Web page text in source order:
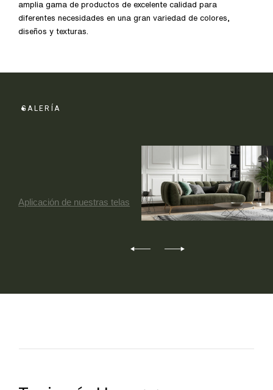
amplia gama de productos de excelente calidad para
diferentes necesidades en una gran variedad de colores,
diseños y texturas.
GALERÍA
Aplicación de nuestras telas